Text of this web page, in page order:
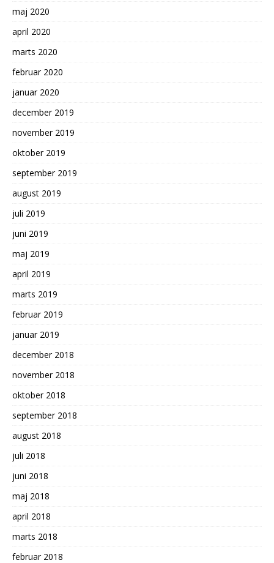
maj 2020
april 2020
marts 2020
februar 2020
januar 2020
december 2019
november 2019
oktober 2019
september 2019
august 2019
juli 2019
juni 2019
maj 2019
april 2019
marts 2019
februar 2019
januar 2019
december 2018
november 2018
oktober 2018
september 2018
august 2018
juli 2018
juni 2018
maj 2018
april 2018
marts 2018
februar 2018